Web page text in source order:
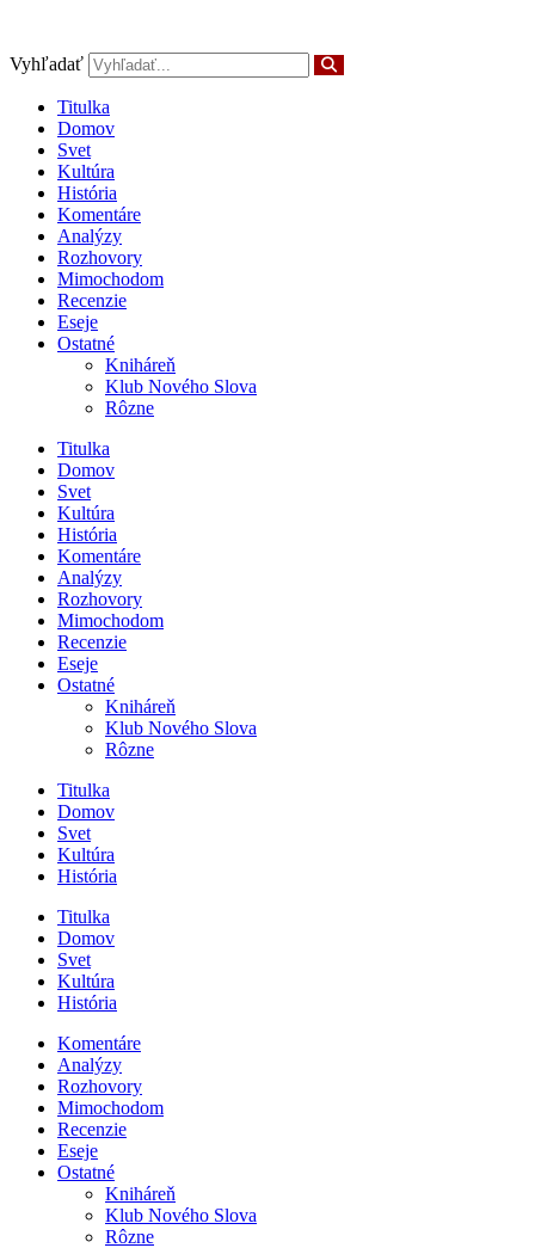
obsah
Vyhľadať
Titulka
Domov
Svet
Kultúra
História
Komentáre
Analýzy
Rozhovory
Mimochodom
Recenzie
Eseje
Ostatné
Kniháreň
Klub Nového Slova
Rôzne
Titulka
Domov
Svet
Kultúra
História
Komentáre
Analýzy
Rozhovory
Mimochodom
Recenzie
Eseje
Ostatné
Kniháreň
Klub Nového Slova
Rôzne
Titulka
Domov
Svet
Kultúra
História
Titulka
Domov
Svet
Kultúra
História
Komentáre
Analýzy
Rozhovory
Mimochodom
Recenzie
Eseje
Ostatné
Kniháreň
Klub Nového Slova
Rôzne